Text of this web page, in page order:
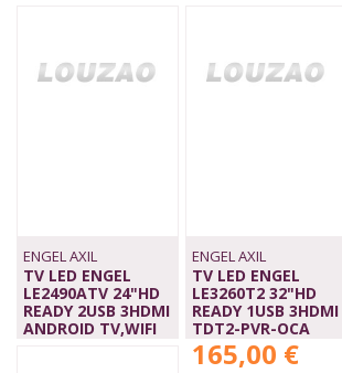
ENGEL AXIL
TV LED ENGEL
LE2490ATV 24"HD
READY 2USB 3HDMI
ANDROID TV,WIFI
ENGEL AXIL
TV LED ENGEL
LE3260T2 32"HD
READY 1USB 3HDMI
TDT2-PVR-OCA
165,00 €